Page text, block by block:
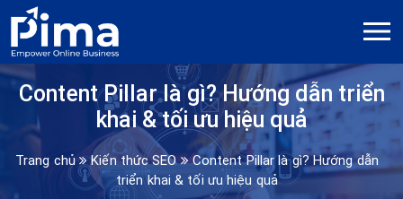
Content Pillar là gì? Hướng dẫn triển
khai & tối ưu hiệu quả
Trang chủ Kiến thức SEO
Content Pillar là gì? Hướng dẫn
triển khai & tối ưu hiệu quả